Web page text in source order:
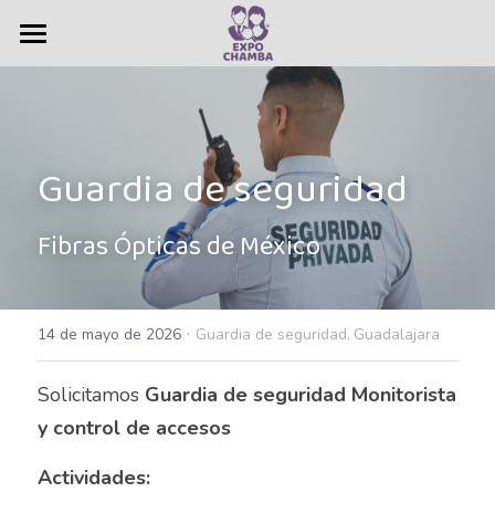
Vacantes
Todas las Categorías
Administrativas
Administrativo
Agente Bilingüe Intermedio
Agente de seguros
Agentes Bilingües
Almacen
Ferias de empleo
Servicios
Quiénes somos
Historia
Resultados
Contacto
Anuncios
Buscar
Guardia de seguridad
Fibras Ópticas de México
14 de mayo de 2026 · Guardia de seguridad, Guadalajara
Solicitamos Guardia de seguridad Monitorista
y control de accesos
Actividades:
CATEGORÍAS DE LA TIENDA
Todas las Categorías